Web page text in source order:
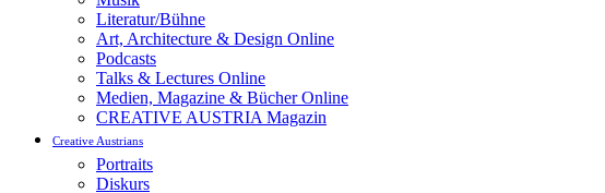
Literatur/Bühne
Art, Architecture & Design Online
Podcasts
Talks & Lectures Online
Medien, Magazine & Bücher Online
CREATIVE AUSTRIA Magazin
Creative Austrians
Portraits
Diskurs